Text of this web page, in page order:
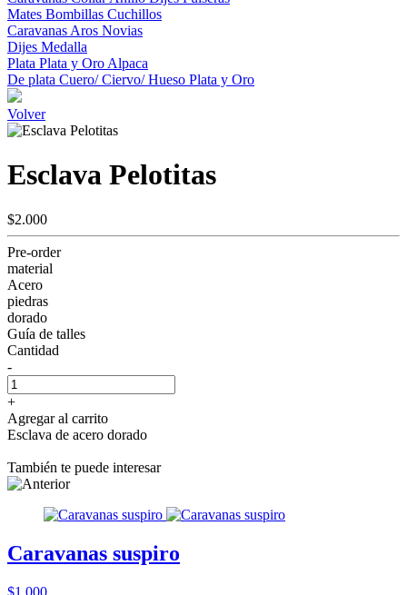
Mates Bombillas Cuchillos
Caravanas Aros Novias
Dijes Medalla
Plata Plata y Oro Alpaca
De plata Cuero/ Ciervo/ Hueso Plata y Oro
Volver
Esclava Pelotitas
$2.000
Pre-order
material
Acero
piedras
dorado
Guía de talles
Cantidad
-
+
Agregar al carrito
Esclava de acero dorado
También te puede interesar
Caravanas suspiro
$1.000